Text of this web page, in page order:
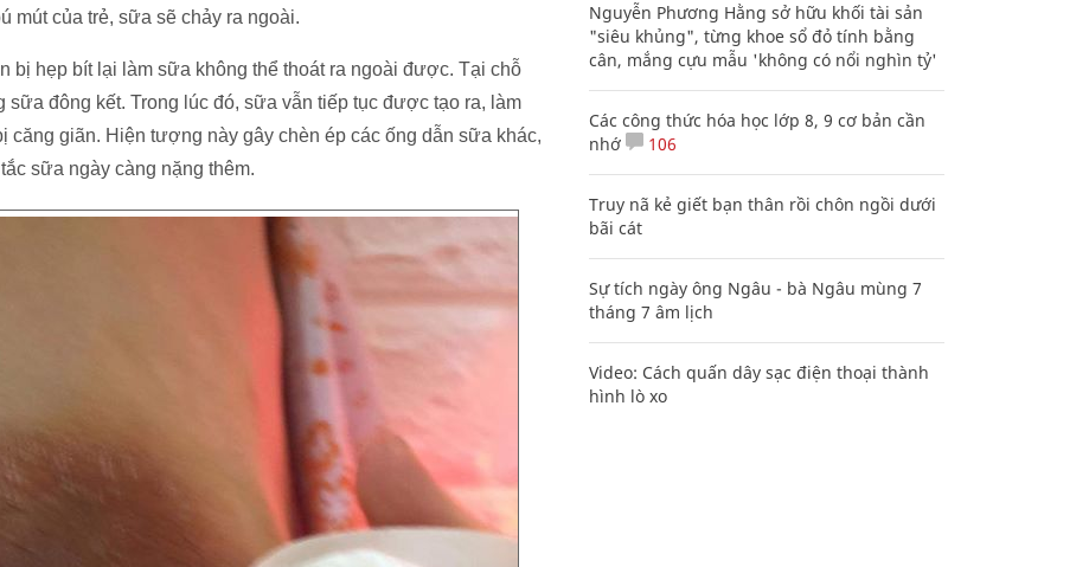
mút của trẻ, sữa sẽ chảy ra ngoài.
bị hẹp bít lại làm sữa không thể thoát ra ngoài được. Tại chỗ
đông kết. Trong lúc đó, sữa vẫn tiếp tục được tạo ra, làm
căng giãn. Hiện tượng này gây chèn ép các ống dẫn sữa khác,
sữa ngày càng nặng thêm.
Nguyễn Phương Hằng sở hữu khối tài sản
"siêu khủng", từng khoe sổ đỏ tính bằng
cân, mắng cựu mẫu 'không có nổi nghìn tỷ'
Các công thức hóa học lớp 8, 9 cơ bản cần
nhớ
106
Truy nã kẻ giết bạn thân rồi chôn ngồi dưới
bãi cát
Sự tích ngày ông Ngâu - bà Ngâu mùng 7
tháng 7 âm lịch
Video: Cách quấn dây sạc điện thoại thành
hình lò xo